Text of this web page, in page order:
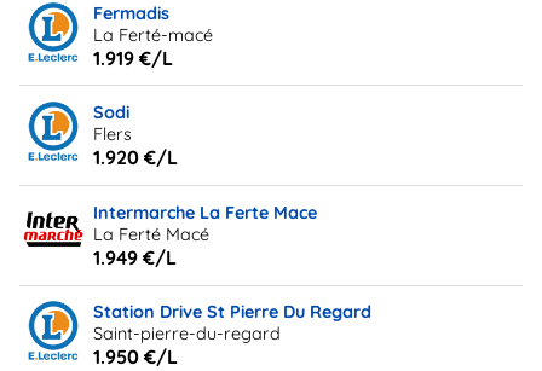
Fermadis
La Ferté-macé
1.919 €/L
Sodi
Flers
1.920 €/L
Intermarche La Ferte Mace
La Ferté Macé
1.949 €/L
Station Drive St Pierre Du Regard
Saint-pierre-du-regard
1.950 €/L